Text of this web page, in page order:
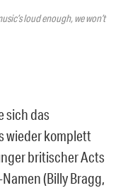
loud enough, we won’t
sich das
wieder komplett
britischer Acts
(Billy Bragg,